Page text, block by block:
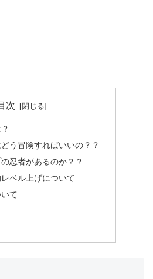
次
う冒険すればいいの？？
忍者があるのか？？
ベル上げについて
て